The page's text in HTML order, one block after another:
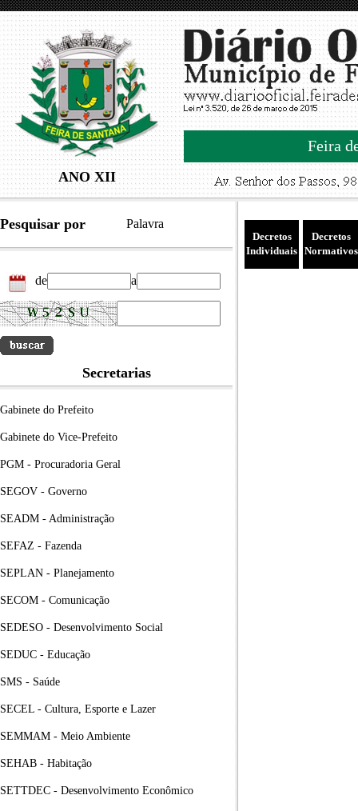
ANO XII
Feira
Pesquisar por Palavra
de a
Secretarias
Gabinete do Prefeito
Gabinete do Vice-Prefeito
PGM - Procuradoria Geral
SEGOV - Governo
SEADM - Administração
SEFAZ - Fazenda
SEPLAN - Planejamento
SECOM - Comunicação
SEDESO - Desenvolvimento Social
SEDUC - Educação
SMS - Saúde
SECEL - Cultura, Esporte e Lazer
SEMMAM - Meio Ambiente
SEHAB - Habitação
SETTDEC - Desenvolvimento Econômico
Decretos
Individuais
Decretos
Normativos